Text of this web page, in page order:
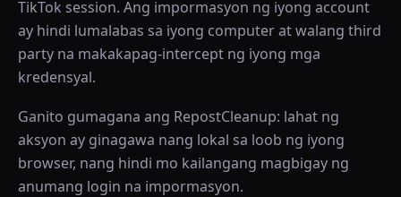
TikTok session. Ang impormasyon ng iyong account
ay hindi lumalabas sa iyong computer at walang third
party na makakapag-intercept ng iyong mga
kredensyal.
Ganito gumagana ang RepostCleanup: lahat ng
aksyon ay ginagawa nang lokal sa loob ng iyong
browser, nang hindi mo kailangang magbigay ng
anumang login na impormasyon.